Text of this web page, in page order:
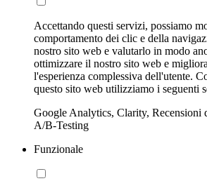
Accettando questi servizi, possiamo
comportamento dei clic e della
nostro sito web e valutarlo in modo
ottimizzare il nostro sito web e
l'esperienza complessiva dell'utente.
questo sito web utilizziamo i seguenti
Google Analytics, Clarity, Recensioni
A/B-Testing
Funzionale